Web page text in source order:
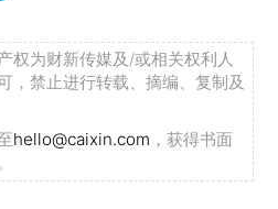
权为财新传媒及/或相关权利人
，禁止进行转载、摘编、复制及
hello@caixin.com ，获得书面